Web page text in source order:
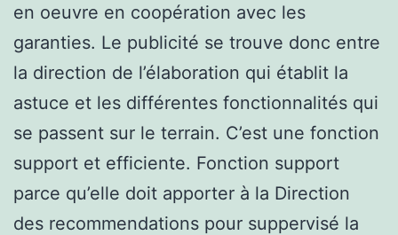
en oeuvre en coopération avec les
garanties. Le publicité se trouve donc entre
la direction de l’élaboration qui établit la
astuce et les différentes fonctionnalités qui
se passent sur le terrain. C’est une fonction
support et efficiente. Fonction support
parce qu’elle doit apporter à la Direction
des recommendations pour suppervisé la